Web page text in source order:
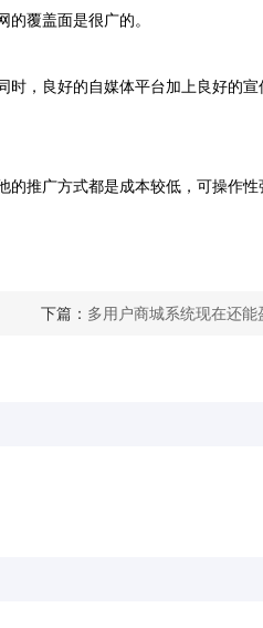
覆盖面是很广的。
，良好的自媒体平台加上良好的宣
推广方式都是成本较低，可操作性
下篇： 多用户商城系统现在还